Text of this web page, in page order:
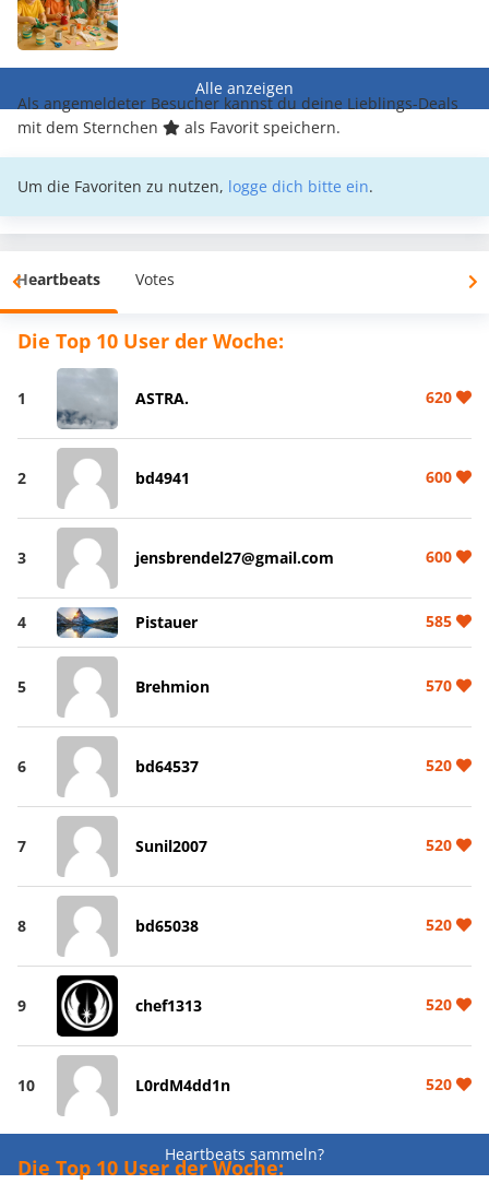
Alle anzeigen
Als angemeldeter Besucher kannst du deine Lieblings-Deals
mit dem Sternchen
als Favorit speichern.
Um die Favoriten zu nutzen, logge dich bitte ein.
Heartbeats Votes
Die Top 10 User der Woche:
1 ASTRA. 620
2 bd4941 600
3 jensbrendel27@gmail.com 600
4 Pistauer 585
5 Brehmion 570
6 bd64537 520
7 Sunil2007 520
8 bd65038 520
9 chef1313 520
10 L0rdM4dd1n 520
Heartbeats sammeln?
Die Top 10 User der Woche: